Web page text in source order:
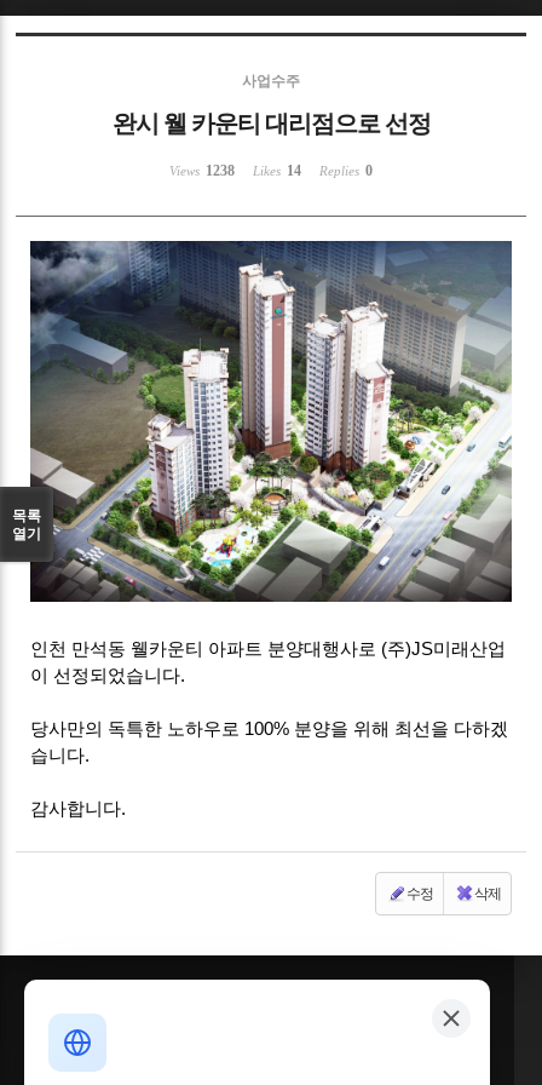
사업수주
완시 웰 카운티 대리점으로 선정
Views 1238 Likes 14 Replies 0
인천 만석동 웰카운티 아파트 분양대행사로 (주)JS미래산업
이 선정되었습니다.
당사만의 독특한 노하우로 100% 분양을 위해 최선을 다하겠
습니다.
감사합니다.
수정 삭제
목록
열기
Sketchbook5, 스케치북5
Sketchbook5, 스케치북5